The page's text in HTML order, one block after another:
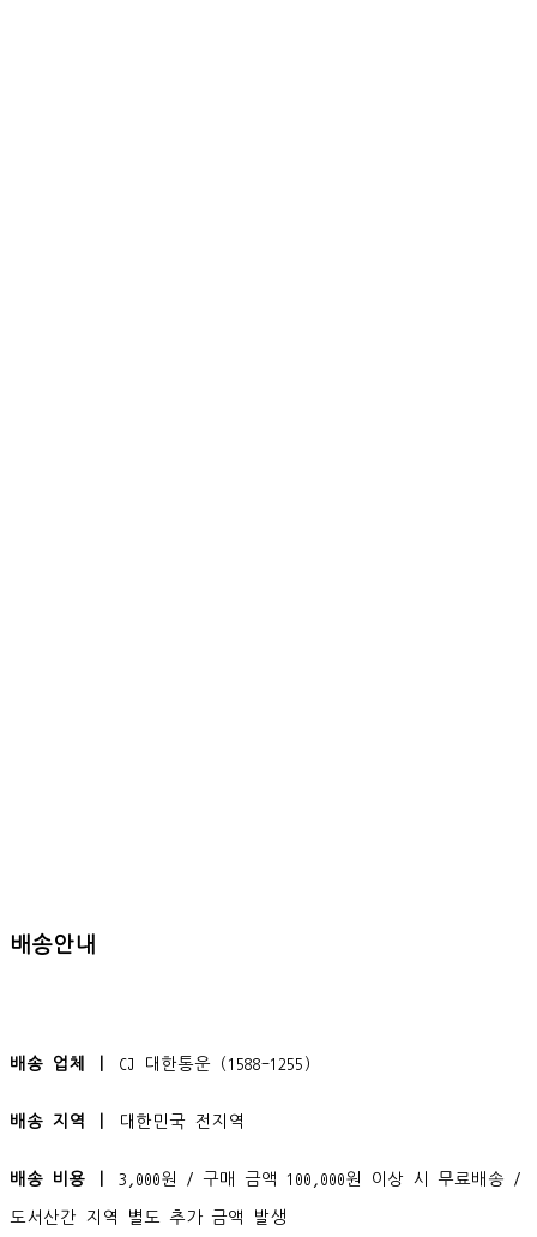
배송안내
배송 업체 ㅣ CJ 대한통운 (1588-1255)
배송 지역 ㅣ 대한민국 전지역
배송 비용 ㅣ 3,000원 / 구매 금액 100,000원 이상 시 무료배송 /
도서산간 지역 별도 추가 금액 발생